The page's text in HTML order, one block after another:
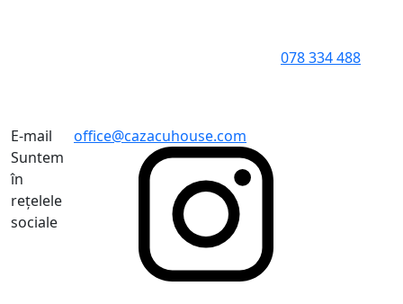
078 334 488
E-mail
office@cazacuhouse.com
Suntem
în
rețelele
sociale